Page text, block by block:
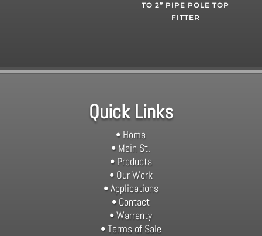
TO 2” PIPE POLE TOP
FITTER
Quick Links
• Home
• Main St.
• Products
• Our Work
• Applications
• Contact
• Warranty
• Terms of Sale